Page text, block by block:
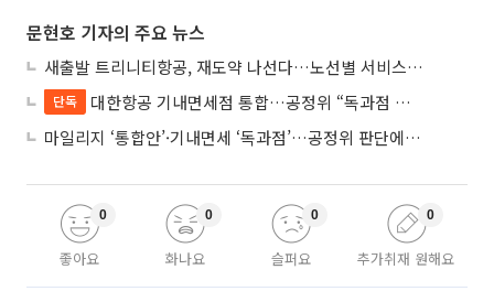
문현호 기자의 주요 뉴스
새출발 트리니티항공, 재도약 나선다…노선별 서비스 차별화
단독
대한항공 기내면세점 통합…공정위 “독과점 여부 따진다”
마일리지 ‘통합안’·기내면세 ‘독과점’…공정위 판단에 쏠린 눈
좋아요
0
화나요
0
슬퍼요
0
추가취재 원해요
0